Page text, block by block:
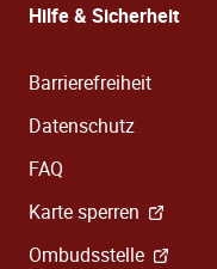
Hilfe & Sicherheit
Barrierefreiheit
Datenschutz
FAQ
Karte sperren
Ombudsstelle